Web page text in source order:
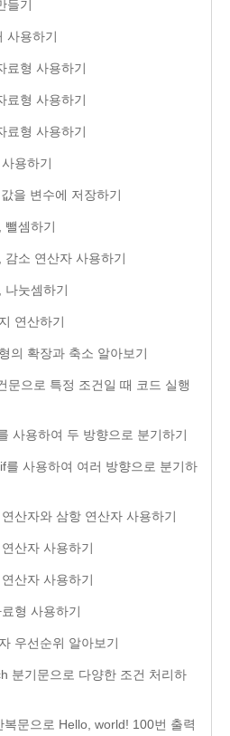
들기
사용하기
료형 사용하기
료형 사용하기
료형 사용하기
용하기
을 변수에 저장하기
뺄셈하기
감소 연산자 사용하기
나눗셈하기
연산하기
의 확장과 축소 알아보기
문으로 특정 조건일 때 코드 실행
사용하여 두 방향으로 분기하기
를 사용하여 여러 방향으로 분기하
산자와 삼항 연산자 사용하기
산자 사용하기
산자 사용하기
형 사용하기
우선순위 알아보기
분기문으로 다양한 조건 처리하
복문으로 Hello, world! 100번 출력